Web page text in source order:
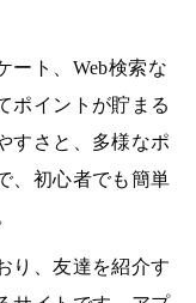
ート、Web検索な
ポイントが貯まる
すさと、多様なポ
、初心者でも簡単
り、友達を紹介す